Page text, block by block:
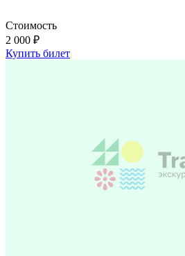
Стоимость
2 000 ₽
Купить билет